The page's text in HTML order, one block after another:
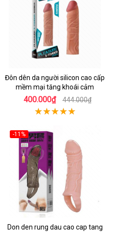
Đôn dên da người silicon cao cấp
mềm mại tăng khoái cảm
400.000₫ 444.000₫
-11%
Don den rung dau cao cap tang